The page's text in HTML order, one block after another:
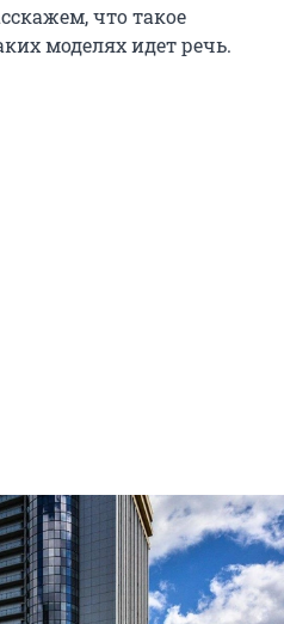
что такое
моделях идет речь.